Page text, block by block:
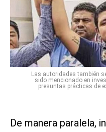
Las autoridades también
sido mencionado en
presuntas prácticas de
De manera paralela,